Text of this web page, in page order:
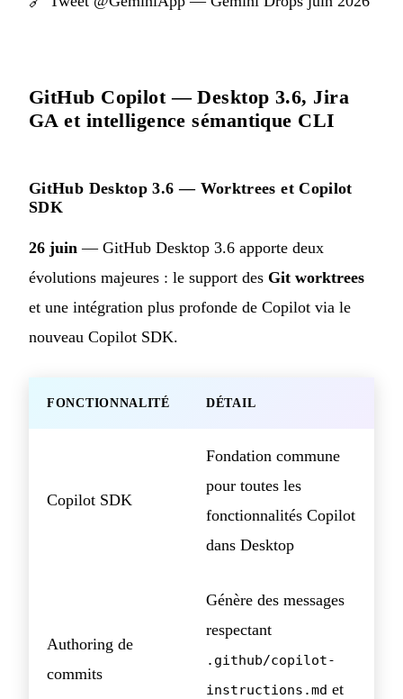
GitHub Copilot — Desktop 3.6, Jira
GA et intelligence sémantique CLI
GitHub Desktop 3.6 — Worktrees et Copilot
SDK
26 juin — GitHub Desktop 3.6 apporte deux
évolutions majeures : le support des Git worktrees
et une intégration plus profonde de Copilot via le
nouveau Copilot SDK.
FONCTIONNALITÉ DÉTAIL
Copilot SDK
Fondation commune
pour toutes les
fonctionnalités Copilot
dans Desktop
Authoring de
commits
Génère des messages
respectant
.github/copilot-
instructions.md et